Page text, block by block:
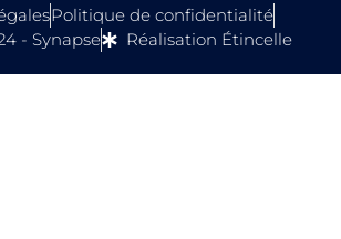
Politique de confidentialité
- Synapse
Réalisation Étincelle